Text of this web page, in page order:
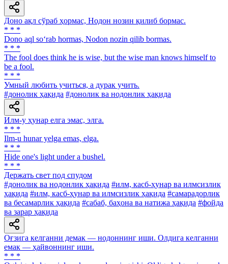
Доно ақл сўраб ҳормас, Нодон нозин қилиб бормас.
* * *
Dono aql so‘rab hormas, Nodon nozin qilib bormas.
* * *
The fool does think he is wise, but the wise man knows himself to
be a fool.
* * *
Умный любить учиться, а дурак учить.
#донолик ҳақида #донолик ва нодонлик ҳақида
Илм-у ҳунар елга эмас, элга.
* * *
Ilm-u hunar yelga emas, elga.
* * *
Hide one's light under a bushel.
* * *
Держать свет под спудом
#донолик ва нодонлик ҳақида #илм, касб-ҳунар ва илмсизлик
ҳақида #илм, касб-ҳунар ва илмсизлик ҳақида #самарадорлик
ва бесамарлик ҳақида #сабаб, баҳона ва натижа ҳақида #фойда
ва зарар ҳақида
Оғзига келганни демак — нодоннинг иши. Олдига келганни
емак — ҳайвоннинг иши.
* * *